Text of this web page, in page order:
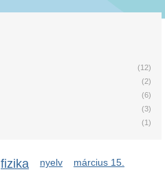
(12)
(2)
(6)
(3)
(1)
fizika nyelv március 15.